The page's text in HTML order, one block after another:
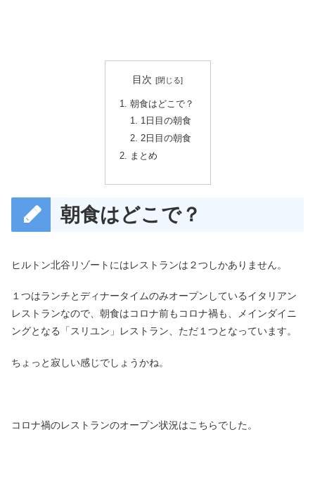
目次
朝食はどこで？
1日目の朝食
2日目の朝食
まとめ
朝食はどこで？
ヒルトン北谷リゾートにはレストランは２つしかありません。
１つはランチとディナータイムのみオープンしているイタリアン
レストランなので、朝食はコロナ前もコロナ禍も、メインダイニ
ングとなる「スリユン」レストラン、ただ１つとなっています。
ちょっと寂しい感じでしょうかね。
コロナ禍のレストランのオープン状況はこちらでした。